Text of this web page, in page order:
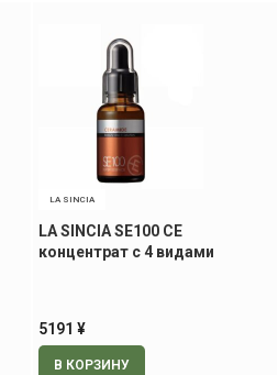
LA SINCIA
LA SINCIA SE100 CE
концентрат с 4 видами
5191 ¥
В КОРЗИНУ